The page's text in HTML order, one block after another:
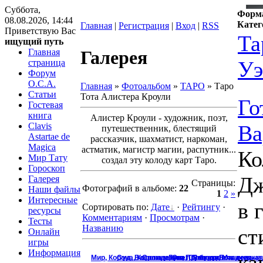
Суббота,
08.08.2026, 14:44
Приветствую Вас
ищущий путь
Главная | Регистрация | Вход | RSS
Главная
страница
Форум
O.C.A.
Статьи
Гостевая
книга
Clavis
Astartae de
Magica
Мир Тату
Гороскоп
Галерея
Наши файлы
Интересные
ресурсы
Тесты
Онлайн
игры
Информация
Галерея
Главная » Фотоальбом » ТАРО » Таро
Тота Алистера Кроули
Алистер Кроули - художник, поэт,
путешественник, блестящий
рассказчик, шахматист, наркоман,
астматик, магистр магии, распутник...
создал эту колоду карт Таро.
Фотографий в альбоме: 22
Страницы:
1 2 »
Сортировать по: Дате · Рейтингу ·
Комментариям · Просмотрам ·
Названию
Мир, Корона, Корона магов Суд, Возрождение, Пробуждение мертвых, Ангел
Солнце, Свет, Повелитель огня
Луна, Сумерки
в